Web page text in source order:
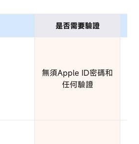
是否需要驗證
無須Apple ID密碼和
任何驗證